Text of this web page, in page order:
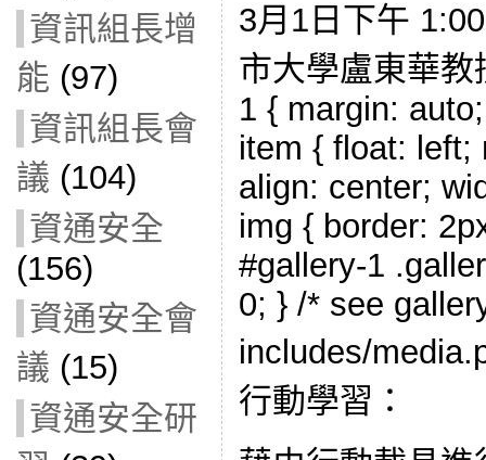
資訊組長增
能 (97)
資訊組長會
議 (104)
資通安全
(156)
資通安全會
議 (15)
資通安全研
3月1日下午
市大學盧東華
1 { margin:
item { float: left;
align: center;
img { border:
#gallery-1
0; } /* see
includes/
行動學習：